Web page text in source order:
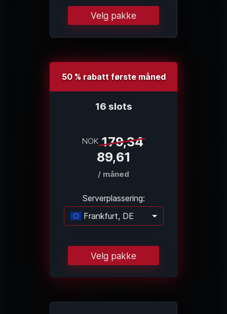
Velg pakke
50 % rabatt første måned
16 slots
NOK 179,34
89,61
/ måned
Serverplassering:
Frankfurt, DE
Laster...
Velg pakke